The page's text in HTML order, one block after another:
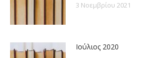
3 Νοεμβρίου 2021
Ιούλιος 2020